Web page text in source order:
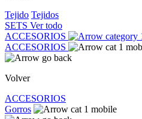
Tejido Tejidos
SETS Ver todo
ACCESORIOS
ACCESORIOS
Volver
ACCESORIOS
Gorros